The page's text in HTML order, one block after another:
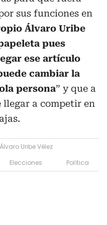
sus funciones en
Álvaro Uribe
pues
ese artículo
cambiar la
persona” y que a
llegar a competir en
Álvaro Uribe Vélez
Elecciones Política